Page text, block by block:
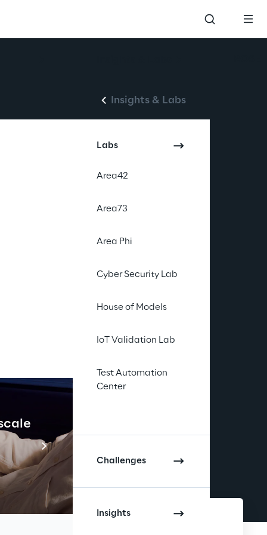
Insights & Labs
Labs
Area42
Area73
Area Phi
Cyber Security Lab
House of Models
IoT Validation Lab
Test Automation
Center
Challenges
Insights